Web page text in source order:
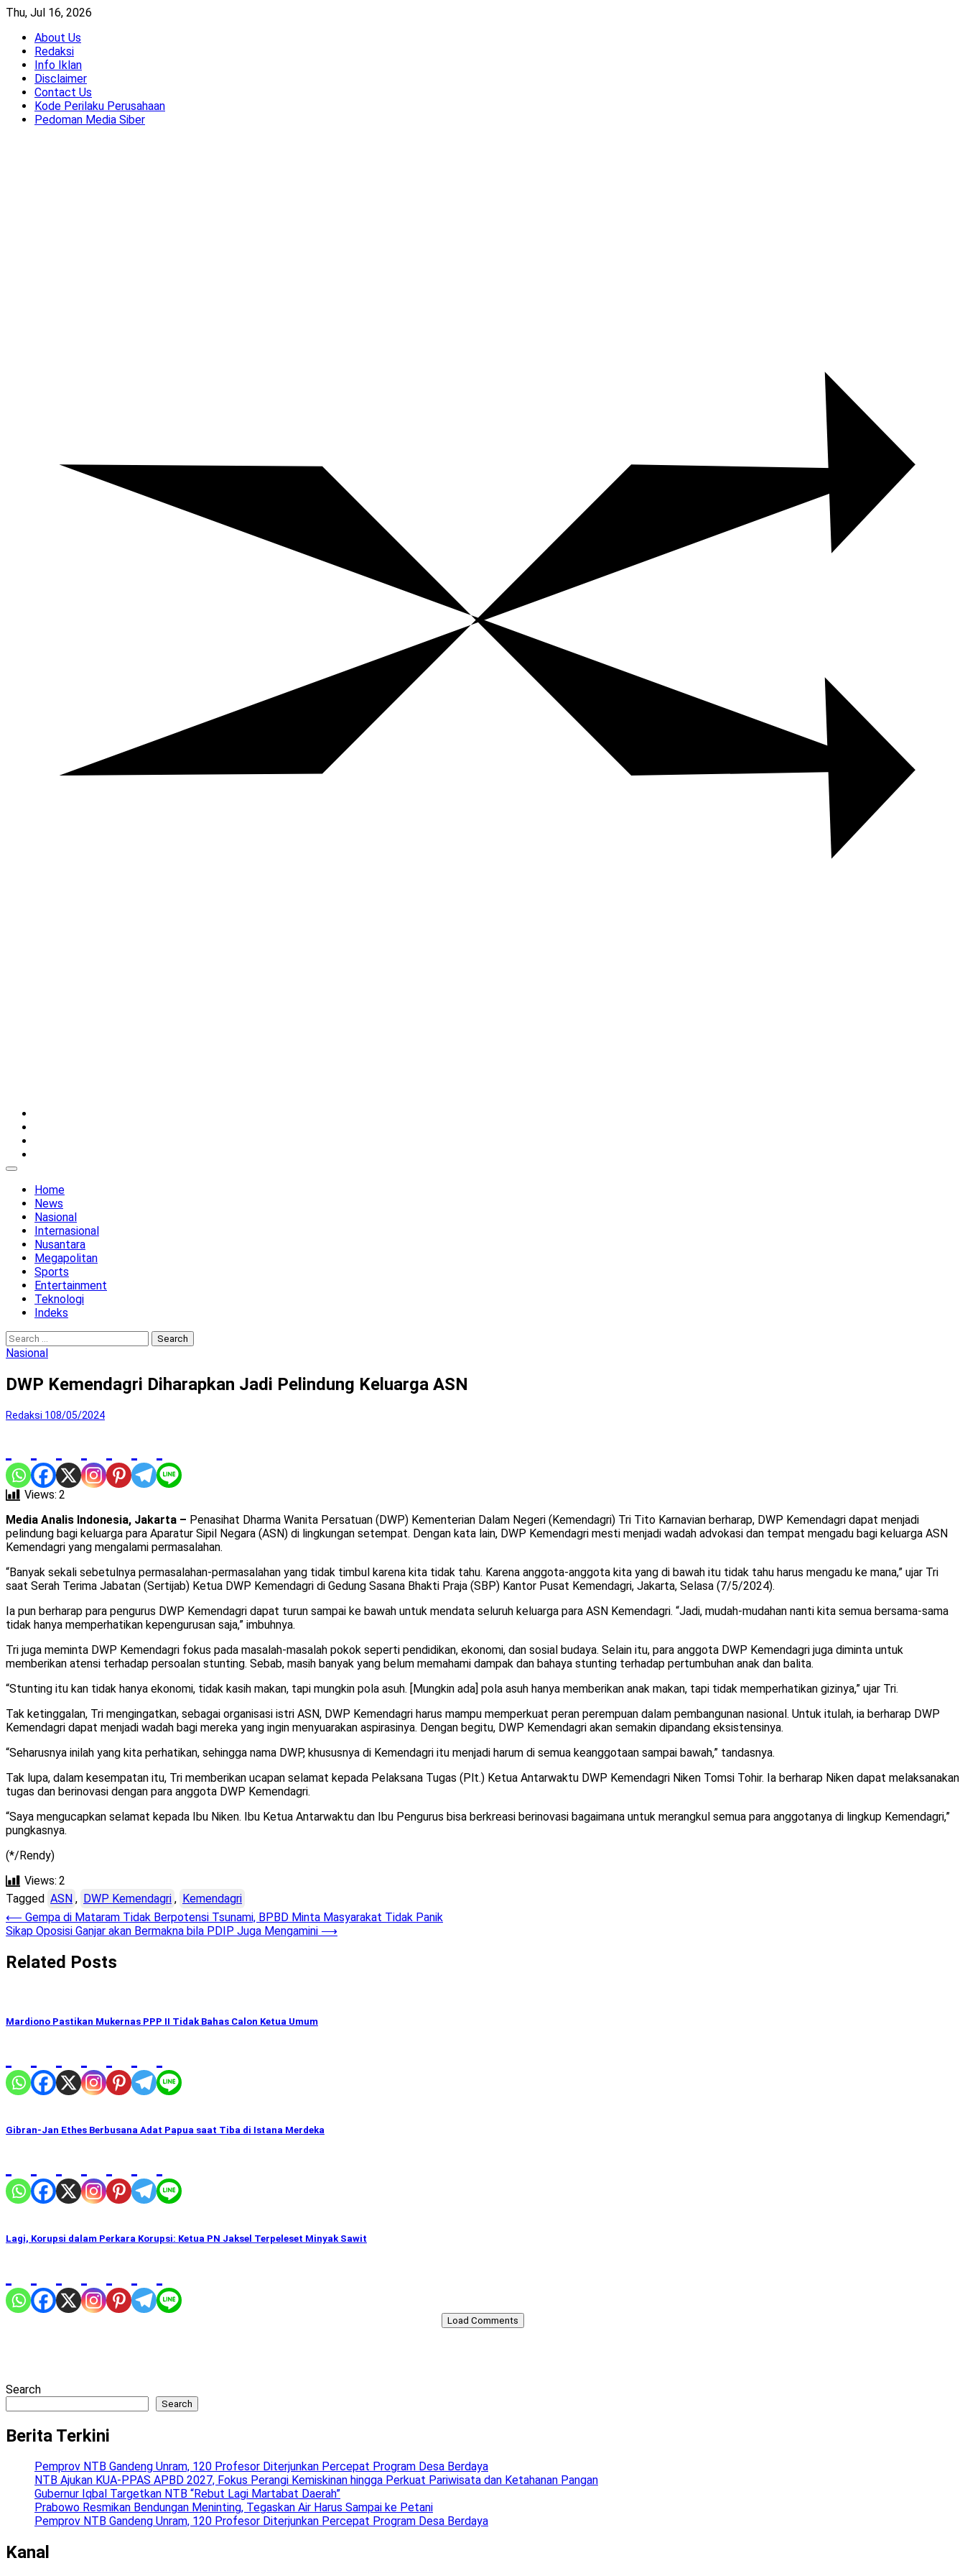
Skip
content
Thu, Jul 16, 2026
About Us
Redaksi
Info Iklan
Disclaimer
Contact Us
Kode Perilaku Perusahaan
Pedoman Media Siber
Home
News
Nasional
Internasional
Nusantara
Megapolitan
Sports
Entertainment
Teknologi
Indeks
Search
for:
Nasional
DWP Kemendagri Diharapkan Jadi Pelindung Keluarga ASN
Redaksi 108/05/2024
Views: 2
Media Analis Indonesia, Jakarta – Penasihat Dharma Wanita Persatuan (DWP) Kementerian Dalam Negeri (Kemendagri) Tri Tito Karnavian berharap, DWP Kemendagri dapat menjadi
pelindung bagi keluarga para Aparatur Sipil Negara (ASN) di lingkungan setempat. Dengan kata lain, DWP Kemendagri mesti menjadi wadah advokasi dan tempat mengadu bagi keluarga ASN
Kemendagri yang mengalami permasalahan.
“Banyak sekali sebetulnya permasalahan-permasalahan yang tidak timbul karena kita tidak tahu. Karena anggota-anggota kita yang di bawah itu tidak tahu harus mengadu ke mana,” ujar Tri
saat Serah Terima Jabatan (Sertijab) Ketua DWP Kemendagri di Gedung Sasana Bhakti Praja (SBP) Kantor Pusat Kemendagri, Jakarta, Selasa (7/5/2024).
Ia pun berharap para pengurus DWP Kemendagri dapat turun sampai ke bawah untuk mendata seluruh keluarga para ASN Kemendagri. “Jadi, mudah-mudahan nanti kita semua bersama-sama
tidak hanya memperhatikan kepengurusan saja,” imbuhnya.
Tri juga meminta DWP Kemendagri fokus pada masalah-masalah pokok seperti pendidikan, ekonomi, dan sosial budaya. Selain itu, para anggota DWP Kemendagri juga diminta untuk
memberikan atensi terhadap persoalan stunting. Sebab, masih banyak yang belum memahami dampak dan bahaya stunting terhadap pertumbuhan anak dan balita.
“Stunting itu kan tidak hanya ekonomi, tidak kasih makan, tapi mungkin pola asuh. [Mungkin ada] pola asuh hanya memberikan anak makan, tapi tidak memperhatikan gizinya,” ujar Tri.
Tak ketinggalan, Tri mengingatkan, sebagai organisasi istri ASN, DWP Kemendagri harus mampu memperkuat peran perempuan dalam pembangunan nasional. Untuk itulah, ia berharap DWP
Kemendagri dapat menjadi wadah bagi mereka yang ingin menyuarakan aspirasinya. Dengan begitu, DWP Kemendagri akan semakin dipandang eksistensinya.
“Seharusnya inilah yang kita perhatikan, sehingga nama DWP, khususnya di Kemendagri itu menjadi harum di semua keanggotaan sampai bawah,” tandasnya.
Tak lupa, dalam kesempatan itu, Tri memberikan ucapan selamat kepada Pelaksana Tugas (Plt.) Ketua Antarwaktu DWP Kemendagri Niken Tomsi Tohir. Ia berharap Niken dapat melaksanakan
tugas dan berinovasi dengan para anggota DWP Kemendagri.
“Saya mengucapkan selamat kepada Ibu Niken. Ibu Ketua Antarwaktu dan Ibu Pengurus bisa berkreasi berinovasi bagaimana untuk merangkul semua para anggotanya di lingkup Kemendagri,”
pungkasnya.
(*/Rendy)
Views: 2
Tagged ASN , DWP Kemendagri , Kemendagri
Post
navigation
⟵ Gempa di Mataram Tidak Berpotensi Tsunami, BPBD Minta Masyarakat Tidak Panik
Sikap Oposisi Ganjar akan Bermakna bila PDIP Juga Mengamini ⟶
Related Posts
Mardiono Pastikan Mukernas PPP II Tidak Bahas Calon Ketua Umum
Gibran-Jan Ethes Berbusana Adat Papua saat Tiba di Istana Merdeka
Lagi, Korupsi dalam Perkara Korupsi: Ketua PN Jaksel Terpeleset Minyak Sawit
Load Comments
Search
Search
Berita Terkini
Pemprov NTB Gandeng Unram, 120 Profesor Diterjunkan Percepat Program Desa Berdaya
NTB Ajukan KUA-PPAS APBD 2027, Fokus Perangi Kemiskinan hingga Perkuat Pariwisata dan Ketahanan Pangan
Gubernur Iqbal Targetkan NTB “Rebut Lagi Martabat Daerah”
Prabowo Resmikan Bendungan Meninting, Tegaskan Air Harus Sampai ke Petani
Pemprov NTB Gandeng Unram, 120 Profesor Diterjunkan Percepat Program Desa Berdaya
Kanal